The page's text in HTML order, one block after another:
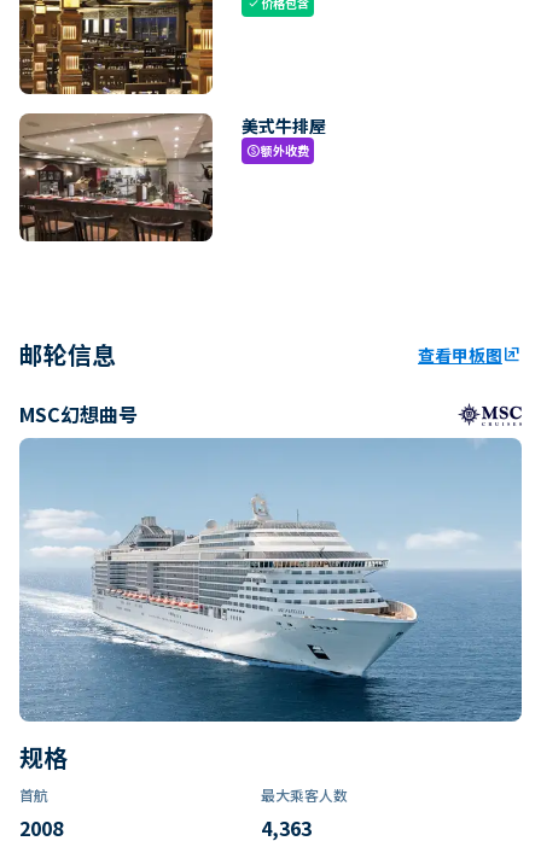
check
美式牛排屋
paid额外收费
邮轮信息 查看甲板图ungroup
MSC幻想曲号
规格
首航
2008
最大乘客人数
4,363